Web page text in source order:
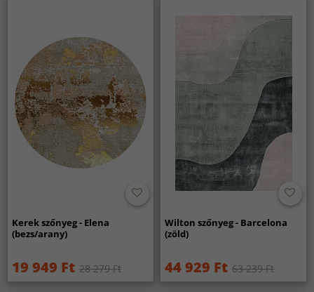
Kerek szőnyeg - Elena
(bezs/arany)
19 949 Ft 28 279 Ft
Wilton szőnyeg - Barcelona
(zöld)
44 929 Ft 63 239 Ft